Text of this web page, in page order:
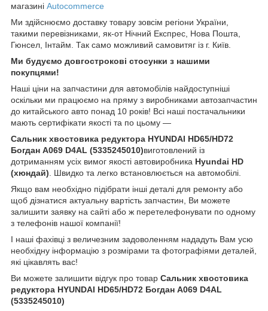
магазині Autocommerce
Ми здійснюємо доставку товару зовсім регіони України,
такими перевізниками, як-от Нічний Експрес, Нова Пошта,
Гюнсел, Інтайм. Так само можливий самовитяг із г. Київ.
Ми будуємо довгострокові стосунки з нашими
покупцями!
Наші ціни на запчастини для автомобілів найдоступніші
оскільки ми працюємо на пряму з виробниками автозапчастин
до китайського авто понад 10 років! Всі наші постачальники
мають сертифікати якості та по цьому —
Сальник хвостовика редуктора HYUNDAI HD65/HD72
Богдан А069 D4AL (5335245010)виготовлений із
дотриманням усіх вимог якості автовиробника Hyundai HD
(хюндай) . Швидко та легко встановлюється на автомобілі.
Якщо вам необхідно підібрати інші деталі для ремонту або
щоб дізнатися актуальну вартість запчастин, Ви можете
залишити заявку на сайті або ж перетелефонувати по одному
з телефонів нашої компанії!
І наші фахівці з величезним задоволенням нададуть Вам усю
необхідну інформацію з розмірами та фотографіями деталей,
які цікавлять вас!
Ви можете залишити відгук про товар Сальник хвостовика
редуктора HYUNDAI HD65/HD72 Богдан А069 D4AL
(5335245010)